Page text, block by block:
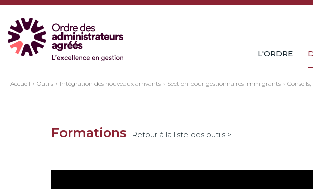
L'ORDRE
Accueil Outils Intégration des nouveaux arrivants Section pour gestionnaires immigrants
Formations Retour à la liste des outils >